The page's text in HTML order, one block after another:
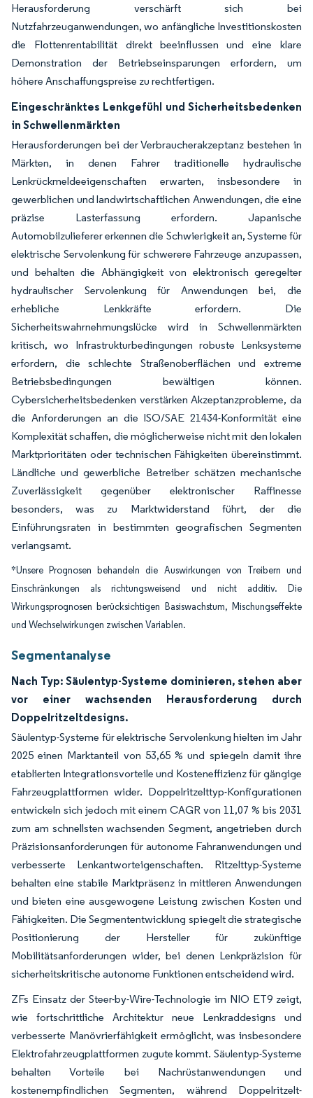
Herausforderung verschärft sich bei
Nutzfahrzeuganwendungen, wo anfängliche Investitionskosten
die Flottenrentabilität direkt beeinflussen und eine klare
Demonstration der Betriebseinsparungen erfordern, um
höhere Anschaffungspreise zu rechtfertigen.
Eingeschränktes Lenkgefühl und Sicherheitsbedenken
in Schwellenmärkten
Herausforderungen bei der Verbraucherakzeptanz bestehen in
Märkten, in denen Fahrer traditionelle hydraulische
Lenkrückmeldeeigenschaften erwarten, insbesondere in
gewerblichen und landwirtschaftlichen Anwendungen, die eine
präzise Lasterfassung erfordern. Japanische
Automobilzulieferer erkennen die Schwierigkeit an, Systeme für
elektrische Servolenkung für schwerere Fahrzeuge anzupassen,
und behalten die Abhängigkeit von elektronisch geregelter
hydraulischer Servolenkung für Anwendungen bei, die
erhebliche Lenkkräfte erfordern. Die
Sicherheitswahrnehmungslücke wird in Schwellenmärkten
kritisch, wo Infrastrukturbedingungen robuste Lenksysteme
erfordern, die schlechte Straßenoberflächen und extreme
Betriebsbedingungen bewältigen können.
Cybersicherheitsbedenken verstärken Akzeptanzprobleme, da
die Anforderungen an die ISO/SAE 21434-Konformität eine
Komplexität schaffen, die möglicherweise nicht mit den lokalen
Marktprioritäten oder technischen Fähigkeiten übereinstimmt.
Ländliche und gewerbliche Betreiber schätzen mechanische
Zuverlässigkeit gegenüber elektronischer Raffinesse
besonders, was zu Marktwiderstand führt, der die
Einführungsraten in bestimmten geografischen Segmenten
verlangsamt.
*Unsere Prognosen behandeln die Auswirkungen von Treibern und
Einschränkungen als richtungsweisend und nicht additiv. Die
Wirkungsprognosen berücksichtigen Basiswachstum, Mischungseffekte
und Wechselwirkungen zwischen Variablen.
Segmentanalyse
Nach Typ: Säulentyp-Systeme dominieren, stehen aber
vor einer wachsenden Herausforderung durch
Doppelritzeltdesigns.
Säulentyp-Systeme für elektrische Servolenkung hielten im Jahr
2025 einen Marktanteil von 53,65 % und spiegeln damit ihre
etablierten Integrationsvorteile und Kosteneffizienz für gängige
Fahrzeugplattformen wider. Doppelritzelttyp-Konfigurationen
entwickeln sich jedoch mit einem CAGR von 11,07 % bis 2031
zum am schnellsten wachsenden Segment, angetrieben durch
Präzisionsanforderungen für autonome Fahranwendungen und
verbesserte Lenkantworteigenschaften. Ritzelttyp-Systeme
behalten eine stabile Marktpräsenz in mittleren Anwendungen
und bieten eine ausgewogene Leistung zwischen Kosten und
Fähigkeiten. Die Segmententwicklung spiegelt die strategische
Positionierung der Hersteller für zukünftige
Mobilitätsanforderungen wider, bei denen Lenkpräzision für
sicherheitskritische autonome Funktionen entscheidend wird.
ZFs Einsatz der Steer-by-Wire-Technologie im NIO ET9 zeigt,
wie fortschrittliche Architektur neue Lenkraddesigns und
verbesserte Manövrierfähigkeit ermöglicht, was insbesondere
Elektrofahrzeugplattformen zugute kommt. Säulentyp-Systeme
behalten Vorteile bei Nachrüstanwendungen und
kostenempfindlichen Segmenten, während Doppelritzelt-